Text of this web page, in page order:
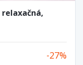
relaxačná,
27